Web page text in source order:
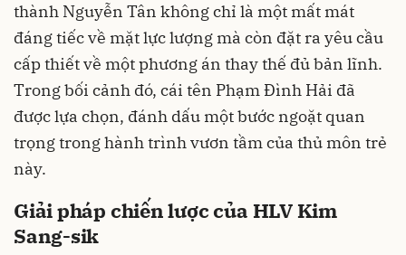
thành Nguyễn Tân không chỉ là một mất mát
đáng tiếc về mặt lực lượng mà còn đặt ra yêu cầu
cấp thiết về một phương án thay thế đủ bản lĩnh.
Trong bối cảnh đó, cái tên Phạm Đình Hải đã
được lựa chọn, đánh dấu một bước ngoặt quan
trọng trong hành trình vươn tầm của thủ môn trẻ
này.
Giải pháp chiến lược của HLV Kim
Sang-sik